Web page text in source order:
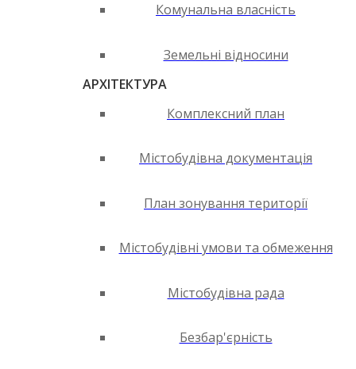
Комунальна власність
Земельні відносини
АРХІТЕКТУРА
Комплексний план
Містобудівна документація
План зонування території
Містобудівні умови та обмеження
Містобудівна рада
Безбар'єрність